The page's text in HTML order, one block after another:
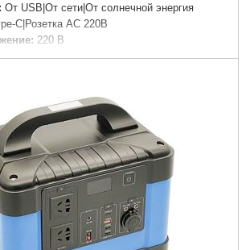
От USB|От сети|От солнечной энергия
C|Розетка AC 220В
220 В
уровня заряда|Быстрая
Подробнее...